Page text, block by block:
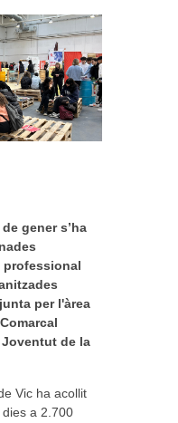
gener s’ha
professional
per l'àrea
Joventut de la
Vic ha acollit
a 2.700